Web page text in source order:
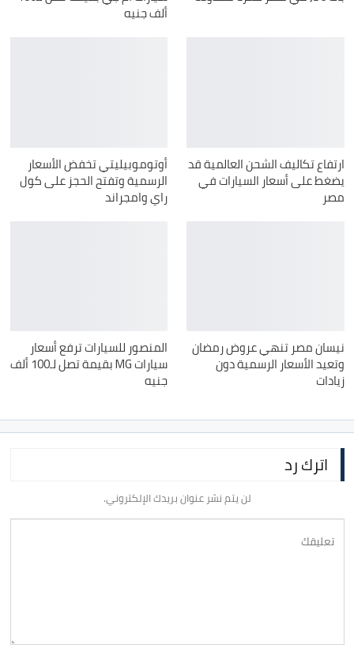
ألف جنيه
ارتفاع تكاليف الشحن العالمية قد
يضغط على أسعار السيارات في
مصر
أوتوموبيليتي تخفض الأسعار
الرسمية وتفتح الحجز على كول
راي وامجراند
نيسان مصر تنهي عروض رمضان
وتعيد الأسعار الرسمية دون
زيادات
المنصور للسيارات ترفع أسعار
سيارات MG بقيمة تصل لـ100 ألف
جنيه
اترك رد
لن يتم نشر عنوان بريدك الإلكتروني.